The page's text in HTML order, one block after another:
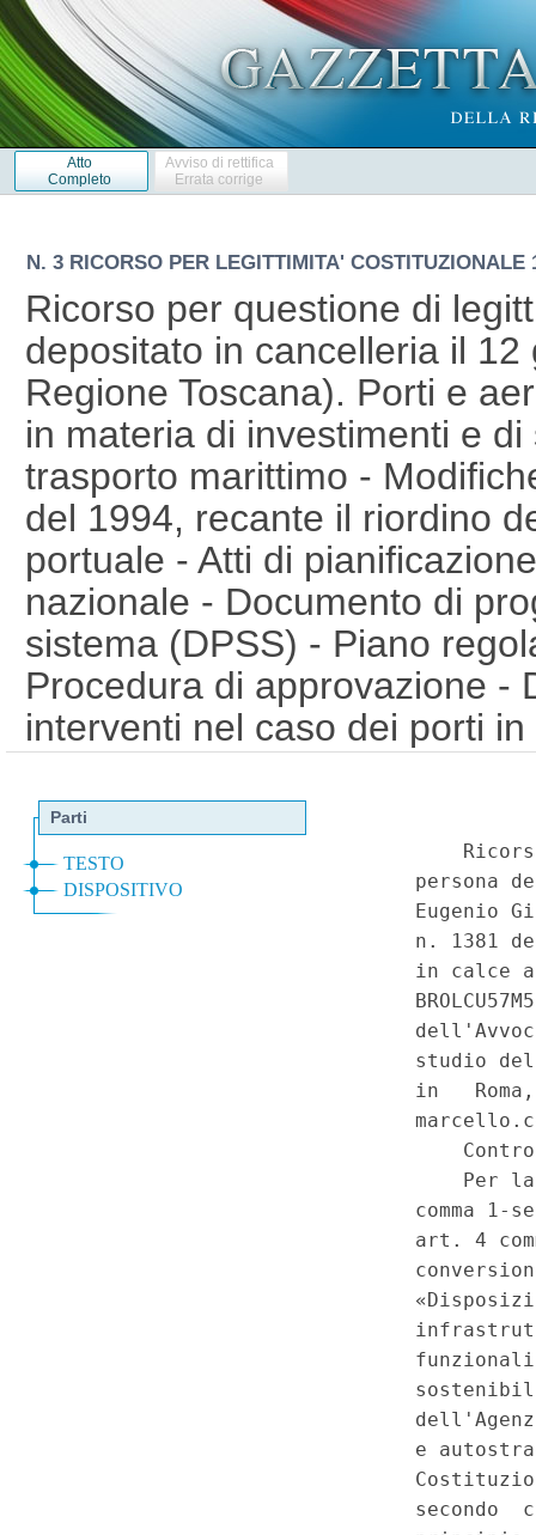
Atto
Completo
Avviso di rettifica
Errata corrige
N. 3 RICORSO PER LEGITTIMITA' COSTITUZIONALE
Ricorso per questione di
depositato in cancelleria il
Regione Toscana). Porti e
in materia di investimenti e
trasporto marittimo -
del 1994, recante il riordino
portuale - Atti di
nazionale - Documento di
sistema (DPSS) - Piano
Procedura di approvazione -
interventi nel caso dei porti
di adeguamento da parte
territoriale paesistico
funzionali del piano
Regioni di adeguamento
novembre 2021, n. 156
settembre 2021, n. 121
investimenti e sicurezza
della circolazione stradale,
Ministero delle infrastrutture
del Consiglio superiore dei
nazionale per la sicurezza
infrastrutture stradali e
modificazioni, nella legge 9
4, commi 1-septies, lettere
Serie